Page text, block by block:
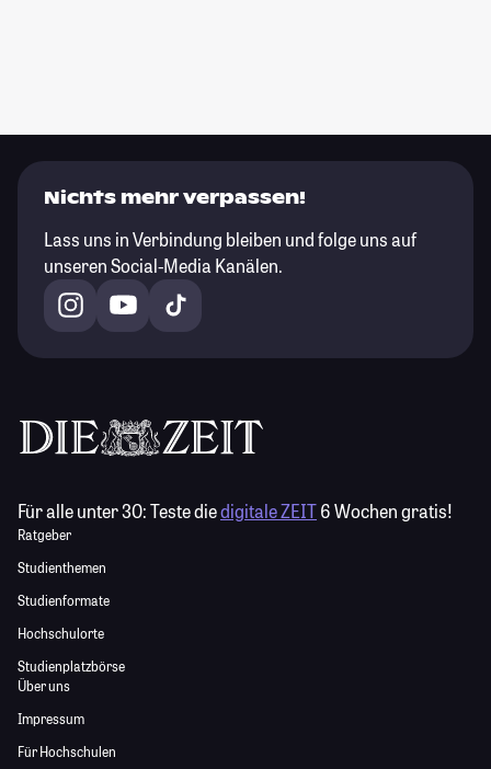
Nichts mehr verpassen!
Lass uns in Verbindung bleiben und folge uns auf
unseren Social-Media Kanälen.
Für alle unter 30:Teste diedigitale ZEIT6 Wochen gratis!
Ratgeber
Studienthemen
Studienformate
Hochschulorte
Studienplatzbörse
Über uns
Impressum
Für Hochschulen